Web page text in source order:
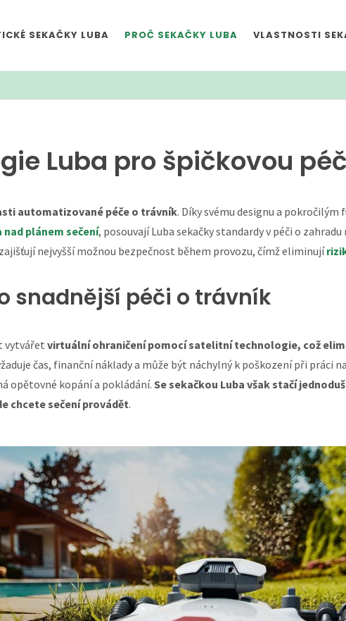
SEKAČKY LUBA PROČ SEKAČKY LUBA VLASTNOSTI
Luba pro špičkovou
automatizované péče o trávník. Díky svému designu a pokročilým
plánem sečení, posouvají Luba sekačky standardy v péči o
nejvyšší možnou bezpečnost během provozu, čímž eliminují
snadnější péči o trávník
vytvářet virtuální ohraničení pomocí satelitní technologie, což
čas, finanční náklady a může být náchylný k poškození při práci
opětovné kopání a pokládání. Se sekačkou Luba však stačí
chcete sečení provádět.